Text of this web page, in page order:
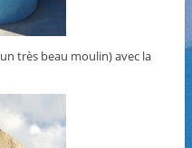
très beau moulin) avec la